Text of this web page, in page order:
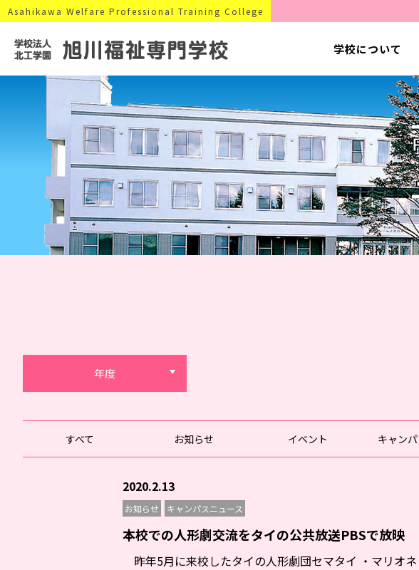
Asahikawa Welfare Professional Training College
学校について
年度
すべて お知らせ イベント キャン
2020.2.13
お知らせ キャンパスニュース
本校での人形劇交流をタイの公共放送PBSで放映
昨年5月に来校したタイの人形劇団セマタイ ・マリオ